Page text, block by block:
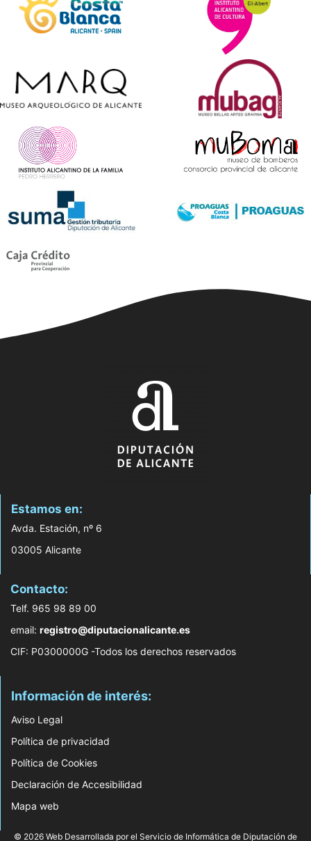
Estamos en:
Avda. Estación, nº 6
03005 Alicante
Contacto:
Telf. 965 98 89 00
email: registro@diputacionalicante.es
CIF: P0300000G -Todos los derechos reservados
Información de interés:
Aviso Legal
Política de privacidad
Política de Cookies
Declaración de Accesibilidad
Mapa web
© 2026 Web Desarrollada por el Servicio de Informática de Diputación de